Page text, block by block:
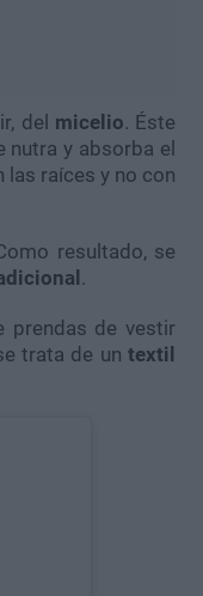
del micelio. Éste
y absorba el
las raíces y no con
resultado, se
.
prendas de vestir
trata de un textil